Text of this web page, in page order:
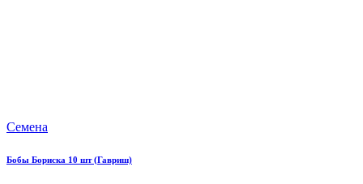
Семена
Бобы Бориска 10 шт (Гавриш)